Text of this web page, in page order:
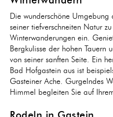
Die wunderschöne
seiner tiefverschneiten Natur
Winterwanderungen ein.
Bergkulisse der hohen Tauern
von seiner sanften Seite. Ein
Bad Hofgastein aus ist
Gasteiner Ache. Gurgelndes
Himmel begleiten Sie auf